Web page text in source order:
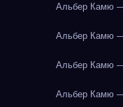
Альбер Камю
Альбер Камю
Альбер Камю
Альбер Камю